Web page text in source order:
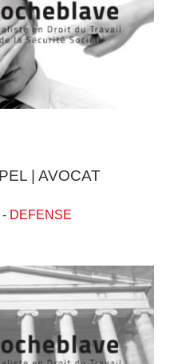
| AVOCAT
DEFENSE